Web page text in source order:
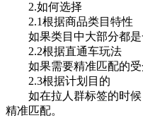
2.如何选择
2.1根据商品类目特性
如果类目中大部分都是
2.2根据直通车玩法
如果需要精准匹配的受
2.3根据计划目的
如在拉人群标签的时候
精准匹配。